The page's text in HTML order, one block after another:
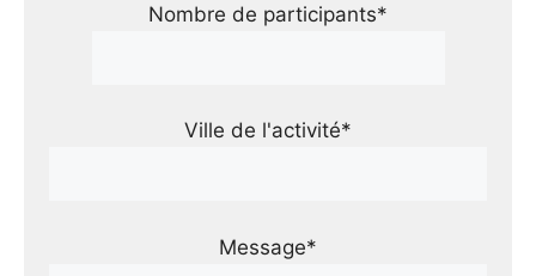
Nombre de participants*
Ville de l'activité*
Message*